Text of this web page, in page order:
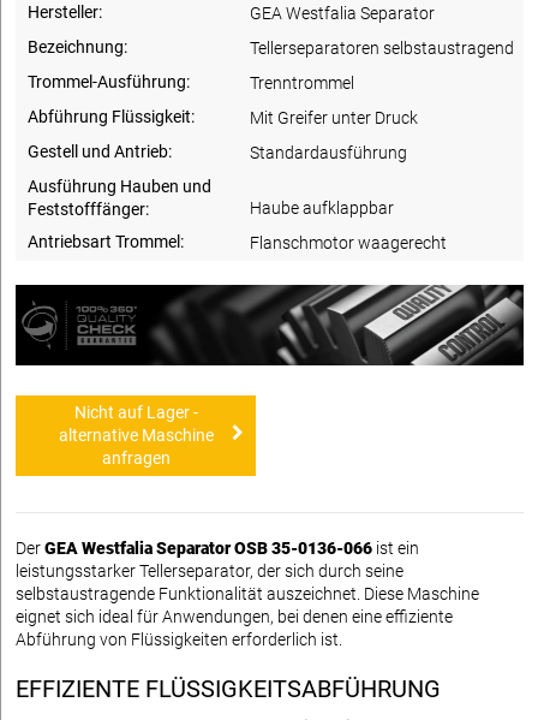
Hersteller:
GEA Westfalia Separator
Bezeichnung:
Tellerseparatoren selbstaustragend
Trommel-Ausführung:
Trenntrommel
Abführung Flüssigkeit:
Mit Greifer unter Druck
Gestell und Antrieb:
Standardausführung
Ausführung Hauben und
Feststofffänger:
Haube aufklappbar
Antriebsart Trommel:
Flanschmotor waagerecht
Nicht auf Lager -
alternative Maschine
anfragen
DerGEA Westfalia Separator OSB 35-0136-066 ist ein
leistungsstarker Tellerseparator, der sich durch seine
selbstaustragende Funktionalität auszeichnet. Diese Maschine
eignet sich ideal für Anwendungen, bei denen eine effiziente
Abführung von Flüssigkeiten erforderlich ist.
EFFIZIENTE FLÜSSIGKEITSABFÜHRUNG